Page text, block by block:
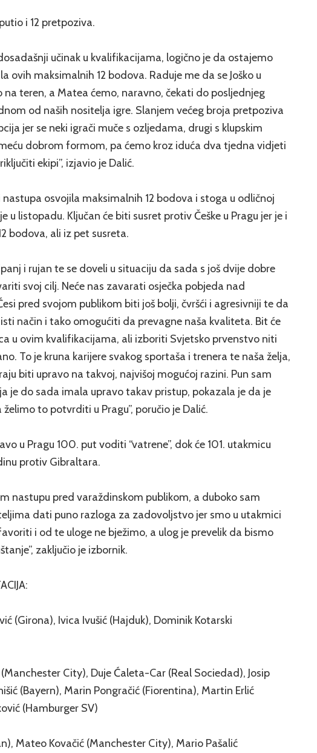
i 12 pretpoziva.
učinak u kvalifikacijama, logično je da ostajemo
ovih maksimalnih 12 bodova. Raduje me da se Joško u
teren, a Matea ćemo, naravno, čekati do posljednjeg
od naših nositelja igre. Slanjem većeg broja pretpoziva
jer se neki igrači muče s ozljedama, drugi s klupskim
dobrom formom, pa ćemo kroz iduća dva tjedna vidjeti
ekipi”, izjavio je Dalić.
osvojila maksimalnih 12 bodova i stoga u odličnoj
u listopadu. Ključan će biti susret protiv Češke u Pragu jer je i
bodova, ali iz pet susreta.
i rujan te se doveli u situaciju da sada s još dvije dobre
svoj cilj. Neće nas zavarati osječka pobjeda nad
pred svojom publikom biti još bolji, čvršći i agresivniji te da
način i tako omogućiti da prevagne naša kvaliteta. Bit će
u ovim kvalifikacijama, ali izboriti Svjetsko prvenstvo niti
To je kruna karijere svakog sportaša i trenera te naša želja,
biti upravo na takvoj, najvišoj mogućoj razini. Pun sam
je do sada imala upravo takav pristup, pokazala je da je
to potvrditi u Pragu”, poručio je Dalić.
u Pragu 100. put voditi “vatrene”, dok će 101. utakmicu
protiv Gibraltara.
nastupu pred varaždinskom publikom, a duboko sam
dati puno razloga za zadovoljstvo jer smo u utakmici
i od te uloge ne bježimo, a ulog je prevelik da bismo
zaključio je izbornik.
(Girona), Ivica Ivušić (Hajduk), Dominik Kotarski
City), Duje Ćaleta-Car (Real Sociedad), Josip
(Bayern), Marin Pongračić (Fiorentina), Martin Erlić
(Hamburger SV)
Mateo Kovačić (Manchester City), Mario Pašalić